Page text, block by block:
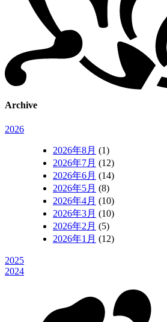
Archive
2026
2026年8月 (1)
2026年7月 (12)
2026年6月 (14)
2026年5月 (8)
2026年4月 (10)
2026年3月 (10)
2026年2月 (5)
2026年1月 (12)
2025
2024